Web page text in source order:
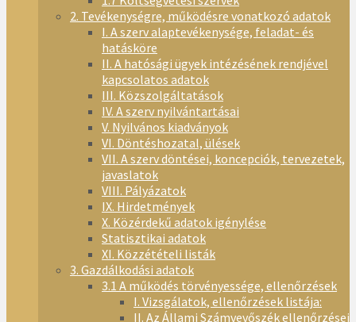
2. Tevékenységre, működésre vonatkozó adatok
I. A szerv alaptevékenysége, feladat- és
hatásköre
II. A hatósági ügyek intézésének rendjével
kapcsolatos adatok
III. Közszolgáltatások
IV. A szerv nyilvántartásai
V. Nyilvános kiadványok
VI. Döntéshozatal, ülések
VII. A szerv döntései, koncepciók, tervezetek,
javaslatok
VIII. Pályázatok
IX. Hirdetmények
X. Közérdekű adatok igénylése
Statisztikai adatok
XI. Közzétételi listák
3. Gazdálkodási adatok
3.1 A működés törvényessége, ellenőrzések
I. Vizsgálatok, ellenőrzések listája:
II. Az Állami Számvevőszék ellenőrzései